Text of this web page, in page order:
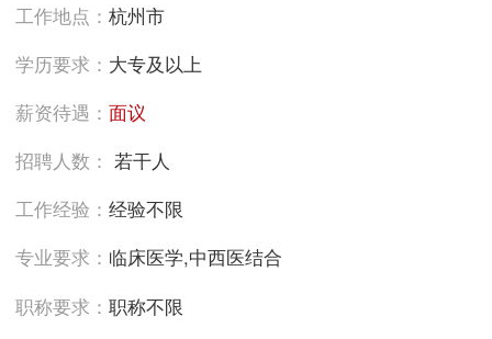
工作地点：杭州市
学历要求： 大专及以上
薪资待遇：面议
招聘人数：若干人
工作经验：经验不限
专业要求： 临床医学,中西医结合
职称要求：职称不限